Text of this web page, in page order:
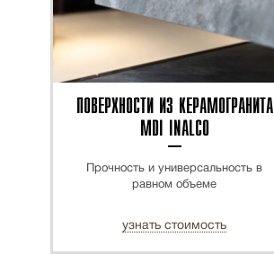
ПОВЕРХНОСТИ ИЗ КЕРАМОГРАНИТА
MDI INALCO
Прочность и универсальность в
равном объеме
узнать стоимость